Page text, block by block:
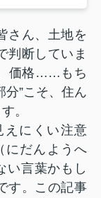
さん、土地を
判断していま
価格……もち
分”こそ、住ん
。
えにくい注意
にだんようへ
い言葉かもし
す。この記事